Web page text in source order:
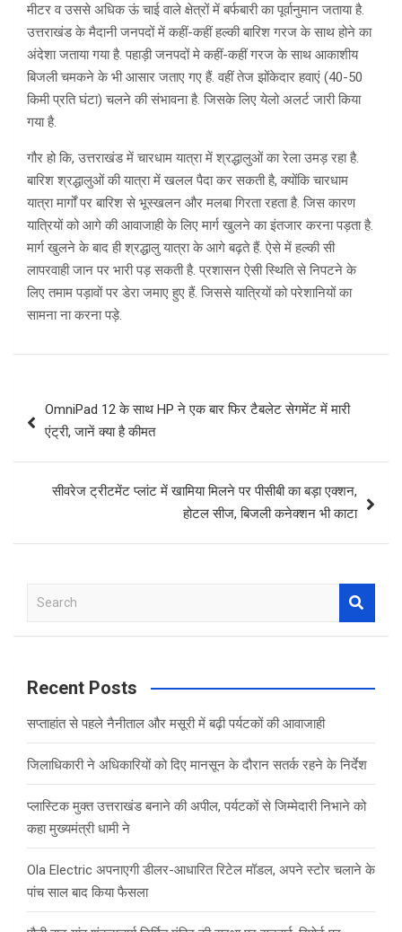
मीटर व उससे अधिक ऊं चाई वाले क्षेत्रों में बर्फबारी का पूर्वानुमान जताया है.
उत्तराखंड के मैदानी जनपदों में कहीं-कहीं हल्की बारिश गरज के साथ होने का
अंदेशा जताया गया है. पहाड़ी जनपदों मे कहीं-कहीं गरज के साथ आकाशीय
बिजली चमकने के भी आसार जताए गए हैं. वहीं तेज झोंकेदार हवाएं (40-50
किमी प्रति घंटा) चलने की संभावना है. जिसके लिए येलो अलर्ट जारी किया
गया है.
गौर हो कि, उत्तराखंड में चारधाम यात्रा में श्रद्धालुओं का रेला उमड़ रहा है.
बारिश श्रद्धालुओं की यात्रा में खलल पैदा कर सकती है, क्योंकि चारधाम
यात्रा मार्गों पर बारिश से भूस्खलन और मलबा गिरता रहता है. जिस कारण
यात्रियों को आगे की आवाजाही के लिए मार्ग खुलने का इंतजार करना पड़ता है.
मार्ग खुलने के बाद ही श्रद्धालु यात्रा के आगे बढ़ते हैं. ऐसे में हल्की सी
लापरवाही जान पर भारी पड़ सकती है. प्रशासन ऐसी स्थिति से निपटने के
लिए तमाम पड़ावों पर डेरा जमाए हुए हैं. जिससे यात्रियों को परेशानियों का
सामना ना करना पड़े.
navigation
OmniPad 12 के साथ HP ने एक बार फिर टैबलेट सेगमेंट में मारी
एंट्री, जानें क्या है कीमत
सीवरेज ट्रीटमेंट प्लांट में खामिया मिलने पर पीसीबी का बड़ा एक्शन,
होटल सीज, बिजली कनेक्शन भी काटा
a
c
Recent Posts
सप्ताहांत से पहले नैनीताल और मसूरी में बढ़ी पर्यटकों की आवाजाही
जिलाधिकारी ने अधिकारियों को दिए मानसून के दौरान सतर्क रहने के निर्देश
प्लास्टिक मुक्त उत्तराखंड बनाने की अपील, पर्यटकों से जिम्मेदारी निभाने को
कहा मुख्यमंत्री धामी ने
Ola Electric अपनाएगी डीलर-आधारित रिटेल मॉडल, अपने स्टोर चलाने के
पांच साल बाद किया फैसला